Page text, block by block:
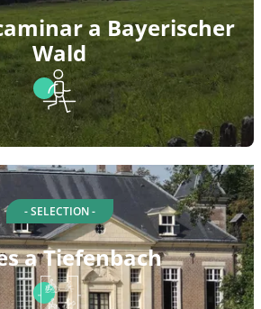
a Bayerischer
Wald
- SELECTION -
a Tiefenbach